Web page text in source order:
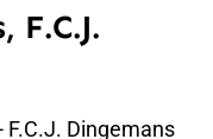
F.C.J.
F.C.J. Dingemans